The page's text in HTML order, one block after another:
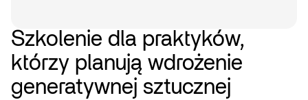
Szkolenie dla praktyków,
którzy planują wdrożenie
generatywnej sztucznej